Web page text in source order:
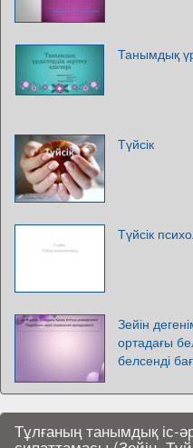
Танымдық
Түйсік
Түйсік
Зейін
ортадағы
белсенді
Тұлғаның танымдық іс-